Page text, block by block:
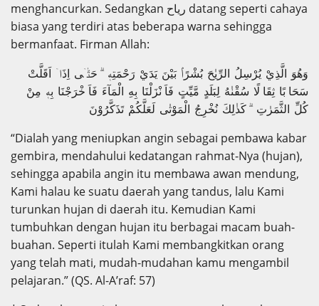
menghancurkan. Sedangkan رياح datang seperti cahaya
biasa yang terdiri atas beberapa warna sehingga
bermanfaat. Firman Allah:
وَهُوَ الَّذِيْ يُرْسِلُ الرِّيٰحَ بُشْرًاۢ بَيْنَ يَدَيْ رَحْمَتِهٖ ۗ حَتّٰۤى اِذَاۤ اَقَلَّتْ
سَحَا بًا ثِقَا لًا سُقْنٰهُ لِبَلَدٍ مَّيِّتٍ فَاَ نْزَلْنَا بِهِ الْمَآءَ فَاَ خْرَجْنَا بِهٖ مِنْ
كُلِّ الثَّمَرٰتِ ۗ كَذٰلِكَ نُخْرِجُ الْمَوْتٰى لَعَلَّكُمْ تَذَكَّرُوْنَ
“Dialah yang meniupkan angin sebagai pembawa kabar
gembira, mendahului kedatangan rahmat-Nya (hujan),
sehingga apabila angin itu membawa awan mendung,
Kami halau ke suatu daerah yang tandus, lalu Kami
turunkan hujan di daerah itu. Kemudian Kami
tumbuhkan dengan hujan itu berbagai macam buah-
buahan. Seperti itulah Kami membangkitkan orang
yang telah mati, mudah-mudahan kamu mengambil
pelajaran.” (QS. Al-A’raf: 57)